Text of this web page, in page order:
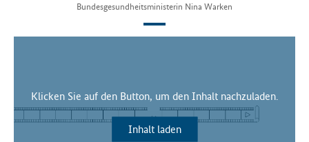
Bundesgesundheitsministerin Nina Warken
Klicken Sie auf den Button, um den Inhalt nachzuladen.
Inhalt laden